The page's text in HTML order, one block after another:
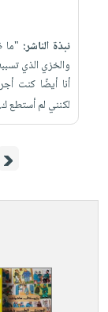
نبذة الناشر: "ما
والخزي الذي
أنا أيضًا كنت
لكنني لم أستطع